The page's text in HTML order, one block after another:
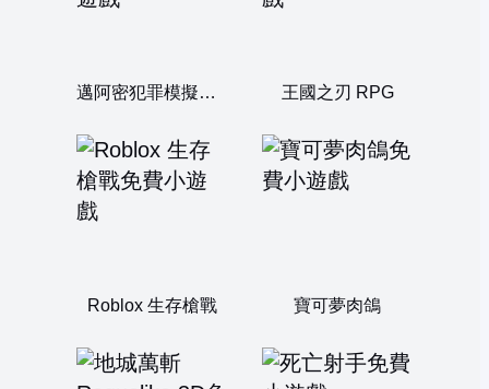
邁阿密犯罪模擬器3D 王國之刃 RPG
Roblox 生存槍戰 寶可夢肉鴿